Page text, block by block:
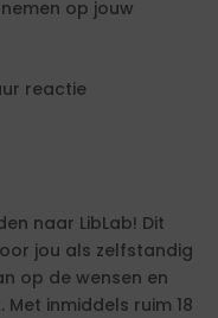
op jouw
reactie
naar LibLab! Dit
jou als zelfstandig
op de wensen en
inmiddels ruim 18